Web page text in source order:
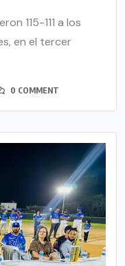
115-111 a los
en el tercer
0 COMMENT